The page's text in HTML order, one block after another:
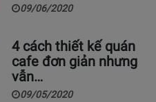
09/06/2020
4 cách thiết kế quán
cafe đơn giản nhưng
vẫn…
09/05/2020